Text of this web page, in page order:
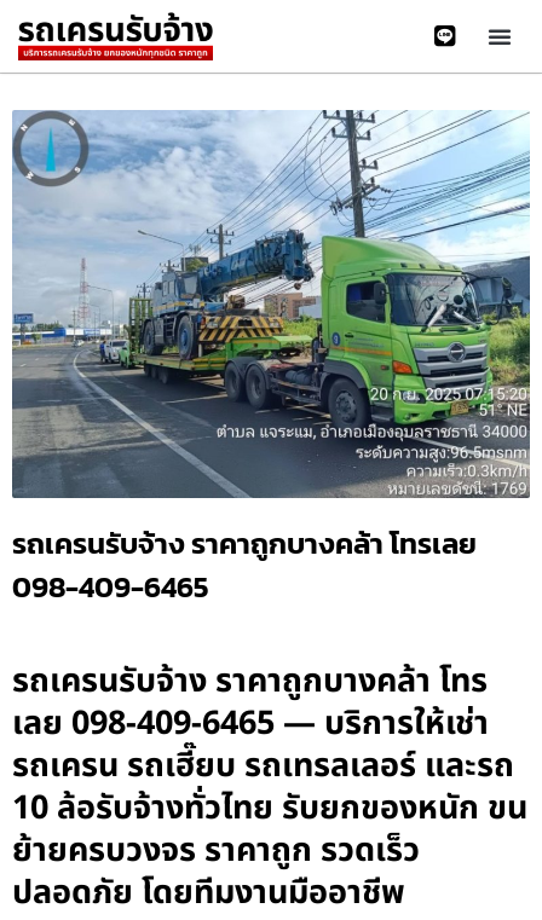
รถเครนรับจ้าง ราคาถูกบางคล้า โทรเลย
098-409-6465
รถเครนรับจ้าง ราคาถูกบางคล้า โทร
เลย 098-409-6465 — บริการให้เช่า
รถเครน รถเฮี๊ยบ รถเทรลเลอร์ และรถ
10 ล้อรับจ้างทั่วไทย รับยกของหนัก ขน
ย้ายครบวงจร ราคาถูก รวดเร็ว
ปลอดภัย โดยทีมงานมืออาชีพ